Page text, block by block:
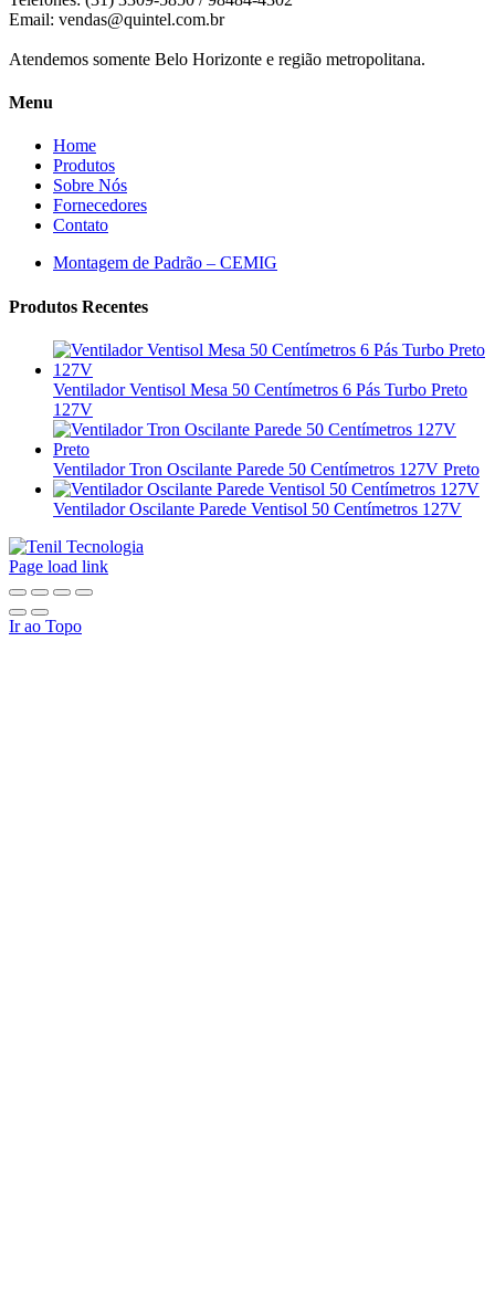
Email: vendas@quintel.com.br
Atendemos somente Belo Horizonte e região metropolitana.
Menu
Home
Produtos
Sobre Nós
Fornecedores
Contato
Montagem de Padrão – CEMIG
Produtos Recentes
Ventilador Ventisol Mesa 50 Centímetros 6 Pás Turbo Preto
127V
Ventilador Tron Oscilante Parede 50 Centímetros 127V Preto
Ventilador Oscilante Parede Ventisol 50 Centímetros 127V
Page load link
Ir ao Topo